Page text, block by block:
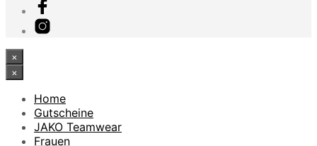
×
×
Home
Gutscheine
JAKO Teamwear
Frauen